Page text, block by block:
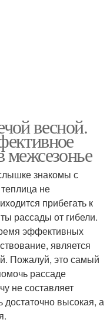
весной.
межсезонье
знакомы с
не
прибегать к
рассады от гибели.
эффективных
является
Пожалуй, это самый
рассаде
не составляет
достаточно высокая, а